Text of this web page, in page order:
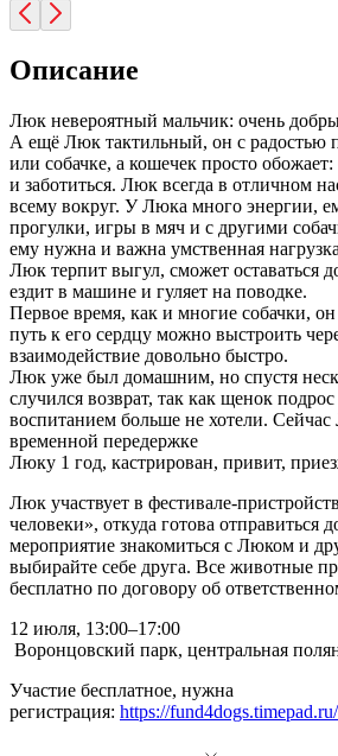
Описание
Люк невероятный мальчик: очень
А ещё Люк тактильный, он с радостью
или собачке, а кошечек просто
и заботиться. Люк всегда в отличном
всему вокруг. У Люка много энергии,
прогулки, игры в мяч и с другими
ему нужна и важна умственная
Люк терпит выгул, сможет оставаться
ездит в машине и гуляет на поводке.
Первое время, как и многие собачки,
путь к его сердцу можно выстроить
взаимодействие довольно быстро.
Люк уже был домашним, но спустя
случился возврат, так как щенок
воспитанием больше не хотели.
временной передержке
Люку 1 год, кастрирован, привит,
Люк участвует в фестивале-
человеки», откуда готова отправиться
мероприятие знакомиться с Люком и
выбирайте себе друга. Все животные
бесплатно по договору об
12 июля, 13:00–17:00
Воронцовский парк, центральная
Участие бесплатное, нужна
регистрация: https://